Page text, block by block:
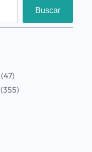
Buscar
(47)
(355)